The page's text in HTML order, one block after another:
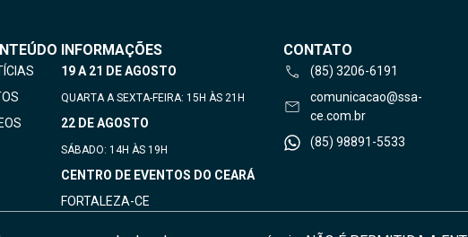
INFORMAÇÕES
19 A 21 DE AGOSTO
QUARTA A SEXTA-FEIRA: 15H ÀS 21H
22 DE AGOSTO
SÁBADO: 14H ÀS 19H
CENTRO DE EVENTOS DO CEARÁ
FORTALEZA-CE
CONTATO
(85) 3206-6191
comunicacao@ssa-
ce.com.br
(85) 98891-5533